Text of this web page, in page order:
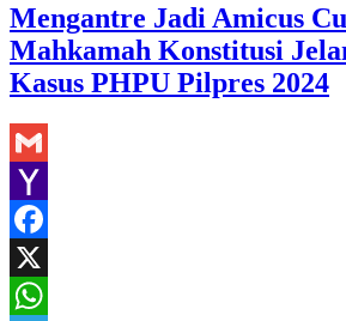
Mengantre Jadi Amicus
Mahkamah Konstitusi
Kasus PHPU Pilpres 2024
Gmail
Yahoo
Mail
Facebook
X